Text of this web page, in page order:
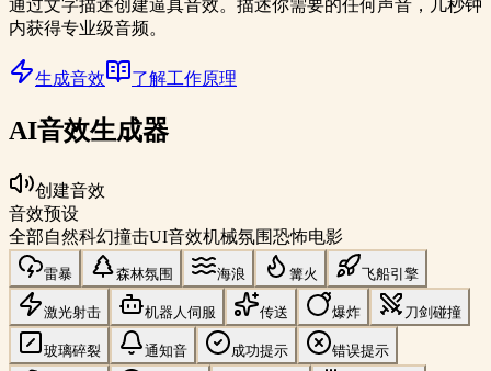
通过文字描述创建逼真音效。描述你需要的任何声音，几秒钟
内获得专业级音频。
生成音效 了解工作原理
AI音效生成器
创建音效
音效预设
全部自然科幻撞击UI音效机械氛围恐怖电影
雷暴 森林氛围 海浪 篝火 飞船引擎
激光射击 机器人伺服 传送 爆炸 刀剑碰撞
玻璃碎裂 通知音 成功提示 错误提示